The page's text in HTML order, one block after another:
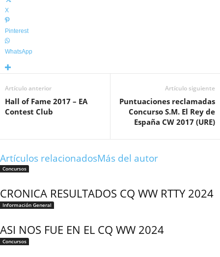
X
Pinterest
WhatsApp
Artículo anterior
Hall of Fame 2017 – EA
Contest Club
Artículo siguiente
Puntuaciones reclamadas
Concurso S.M. El Rey de
España CW 2017 (URE)
Artículos relacionadosMás del autor
Concursos
CRONICA RESULTADOS CQ WW RTTY 2024
Información General
ASI NOS FUE EN EL CQ WW 2024
Concursos